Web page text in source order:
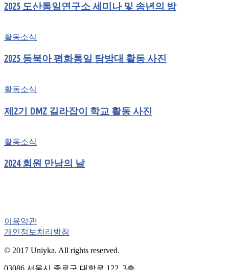
2025 도산통일연구소 세미나 및 송년의 밤
활동소식
2025 동북아 평화통일 탐방대 활동 사진
활동소식
제2기 DMZ 길라잡이 학교 활동 사진
활동소식
2024 회원 만남의 날
이용약관
개인정보처리방침
© 2017 Uniyka. All rights reserved.